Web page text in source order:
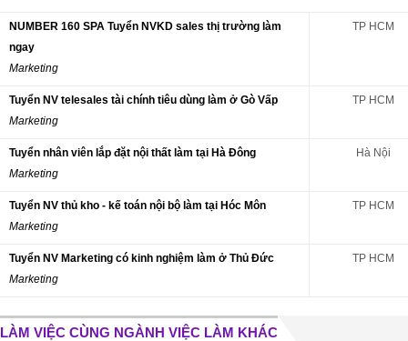
NUMBER 160 SPA Tuyển NVKD sales thị trường làm
ngay
Marketing
TP HCM
Tuyển NV telesales tài chính tiêu dùng làm ở Gò Vấp
Marketing
TP HCM
Tuyển nhân viên lắp đặt nội thất làm tại Hà Đông
Marketing
Hà Nội
Tuyển NV thủ kho - kế toán nội bộ làm tại Hóc Môn
Marketing
TP HCM
Tuyển NV Marketing có kinh nghiệm làm ở Thủ Đức
Marketing
TP HCM
LÀM VIỆC CÙNG NGÀNH VIỆC LÀM KHÁC